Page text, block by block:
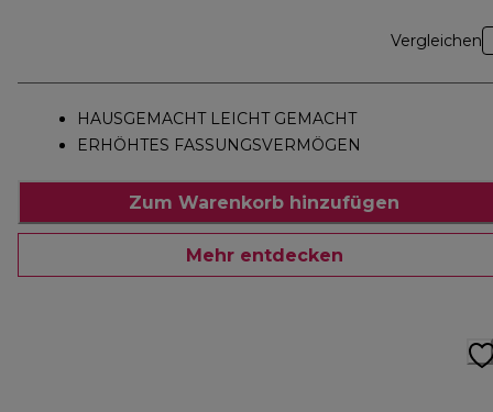
Vergleichen
HAUSGEMACHT LEICHT GEMACHT
ERHÖHTES FASSUNGSVERMÖGEN
Zum Warenkorb hinzufügen
Mehr entdecken